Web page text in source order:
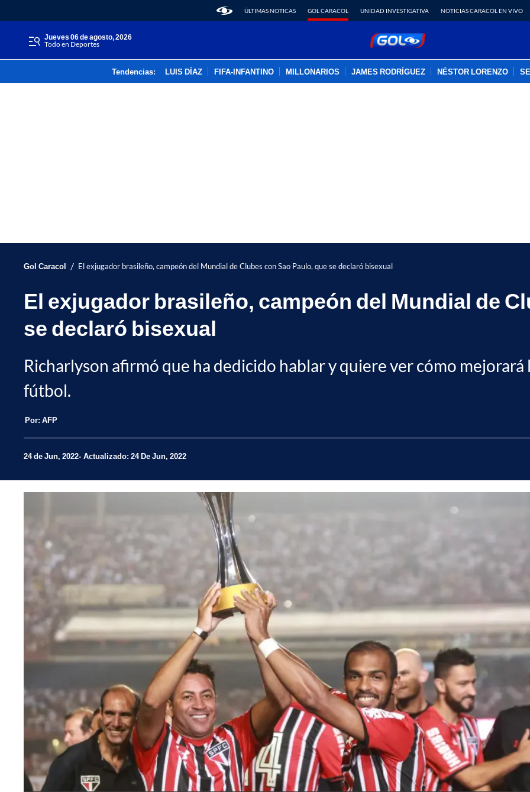
ÚLTIMAS NOTICAS GOL CARACOL UNIDAD INVESTIGATIVA NOTICIAS CARACOL EN VIVO
jueves 06 de agosto, 2026
Todo en Deportes
Tendencias: LUIS DÍAZ FIFA-INFANTINO MILLONARIOS JAMES RODRÍGUEZ NÉSTOR LORENZO
Gol Caracol / El exjugador brasileño, campeón del Mundial de Clubes con Sao Paulo, que se declaró bisexual
El exjugador brasileño, campeón del Mundial de
se declaró bisexual
Richarlyson afirmó que ha dedicido hablar y quiere ver cómo
fútbol.
Por: AFP
24 de Jun, 2022 Actualizado: 24 De Jun, 2022